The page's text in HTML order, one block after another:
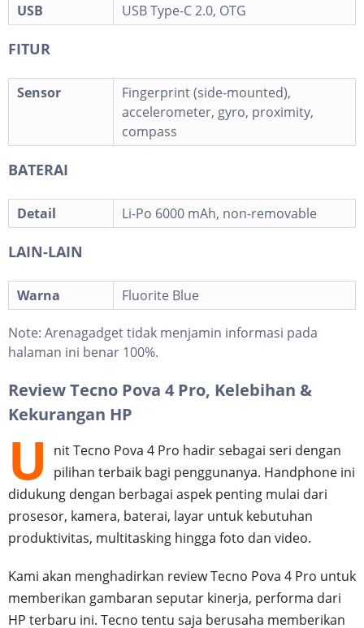
USB
USB Type-C 2.0, OTG
FITUR
Sensor
Fingerprint (side-mounted),
accelerometer, gyro, proximity,
compass
BATERAI
Detail Li-Po 6000 mAh, non-removable
LAIN-LAIN
Warna Fluorite Blue
Note: Arenagadget tidak menjamin informasi pada
halaman ini benar 100%.
Review Tecno Pova 4 Pro, Kelebihan &
Kekurangan HP
U
nit Tecno Pova 4 Pro hadir sebagai seri dengan
pilihan terbaik bagi penggunanya. Handphone ini
didukung dengan berbagai aspek penting mulai dari
prosesor, kamera, baterai, layar untuk kebutuhan
produktivitas, multitasking hingga foto dan video.
Kami akan menghadirkan review Tecno Pova 4 Pro untuk
memberikan gambaran seputar kinerja, performa dari
HP terbaru ini. Tecno tentu saja berusaha memberikan